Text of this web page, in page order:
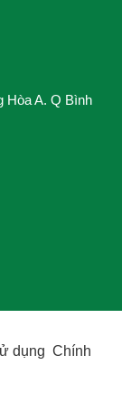
Hòa A. Q Bình
dụng Chính